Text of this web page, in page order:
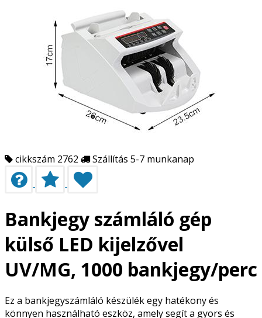
cikkszám 2762 Szállítás 5-7 munkanap
Bankjegy számláló gép
külső LED kijelzővel
UV/MG, 1000 bankjegy/perc
Ez a bankjegyszámláló készülék egy hatékony és
könnyen használható eszköz, amely segít a gyors és